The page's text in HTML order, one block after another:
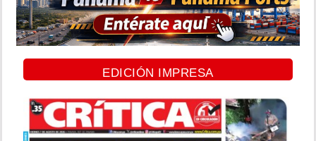
EDICIÓN IMPRESA